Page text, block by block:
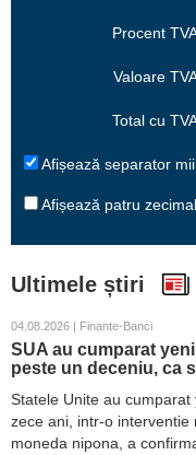
Procent
Valoare
Total cu
Afișează separator
Afișează patru
Ultimele știri
04.08.2026 | Finante-Banci
SUA au cumparat
peste un deceniu, ca
Statele Unite au
zece ani, intr-o
moneda nipona, a